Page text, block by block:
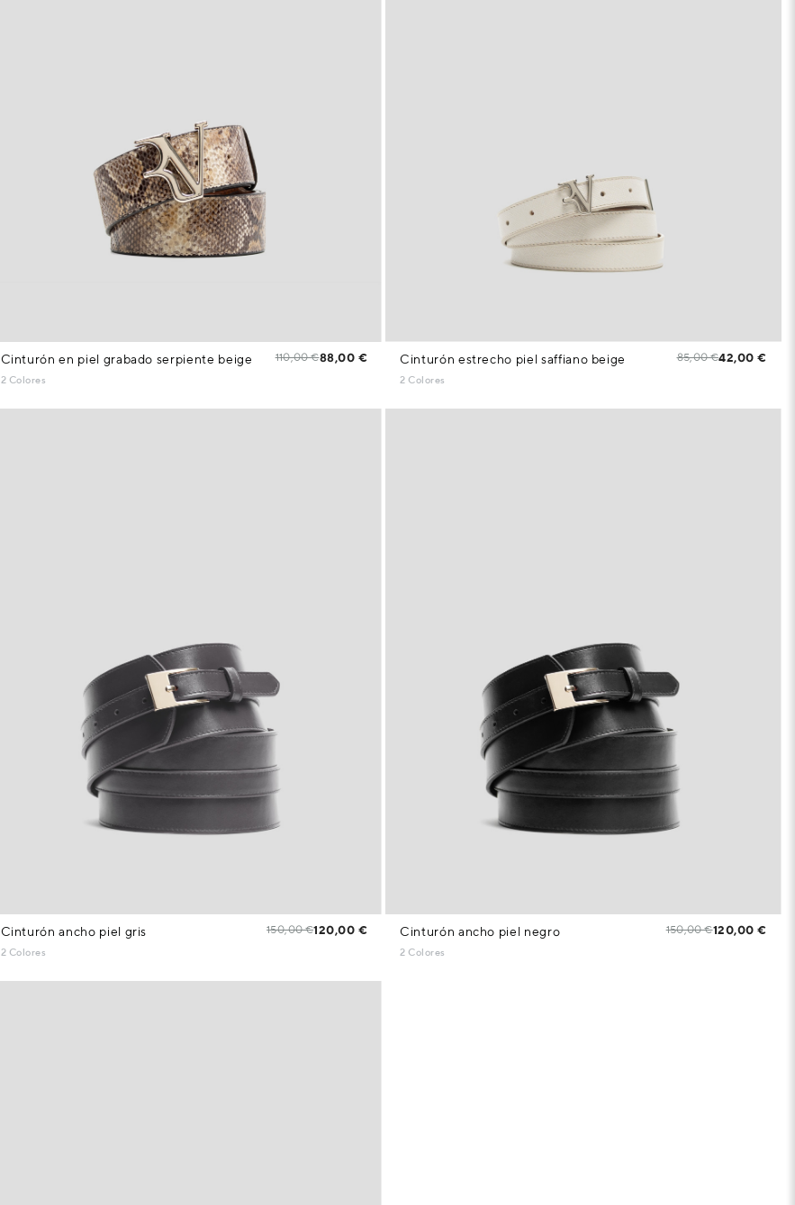
Cinturón en piel grabado serpiente beige 110,00 €88,00 €
2 Colores
Cinturón estrecho piel saffiano beige 85,00 €42,00 €
2 Colores
Cinturón ancho piel gris 150,00 €120,00 €
2 Colores
Cinturón ancho piel negro 150,00 €120,00 €
2 Colores